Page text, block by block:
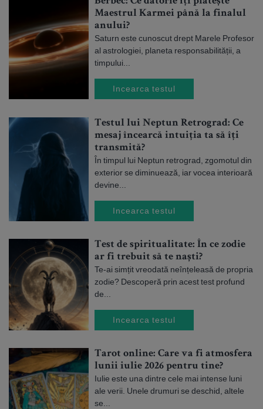
Maestrul Karmei până la finalul
anului?
Saturn este cunoscut drept Marele Profesor
al astrologiei, planeta responsabilității, a
timpului...
Incearca testul
Testul lui Neptun Retrograd: Ce
mesaj încearcă intuiția ta să îți
transmită?
În timpul lui Neptun retrograd, zgomotul din
exterior se diminuează, iar vocea interioară
devine...
Incearca testul
Test de spiritualitate: În ce zodie
ar fi trebuit să te naști?
Te-ai simțit vreodată neînțeleasă de propria
zodie? Descoperă prin acest test profund
de...
Incearca testul
Tarot online: Care va fi atmosfera
lunii iulie 2026 pentru tine?
Iulie este una dintre cele mai intense luni
ale verii. Unele drumuri se deschid, altele
se...